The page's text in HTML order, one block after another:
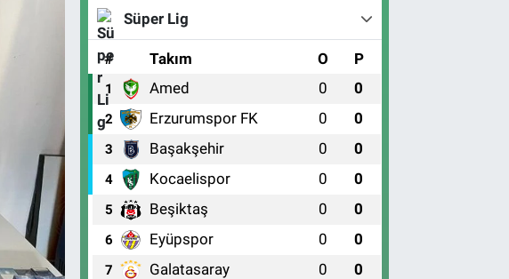
Süper Lig
# Takım O P
1 Amed 0 0
2 Erzurumspor FK 0 0
3 Başakşehir 0 0
4 Kocaelispor 0 0
5 Beşiktaş 0 0
6 Eyüpspor 0 0
7 Galatasaray 0 0